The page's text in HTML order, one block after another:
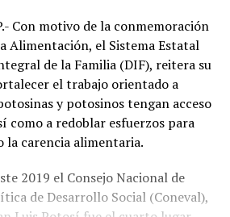
Con motivo de la conmemoración
Alimentación, el Sistema Estatal
de la Familia (DIF), reitera su
el trabajo orientado a
y potosinos tengan acceso
como a redoblar esfuerzos para
la carencia alimentaria.
2019 el Consejo Nacional de
de Desarrollo Social (Coneval),